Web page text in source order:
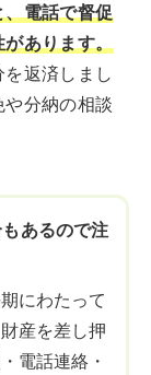
電話で督促
あります。
返済しまし
分納の相談
あるので注
にわたって
産を差し押
電話連絡・